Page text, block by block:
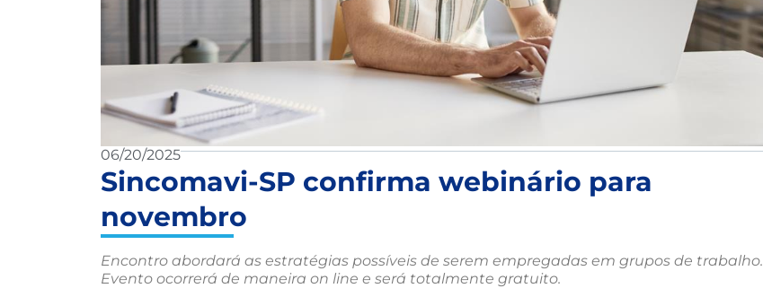
06/20/2025
Sincomavi-SP confirma webinário para
novembro
Encontro abordará as estratégias possíveis de serem empregadas em grupos de trabalho.
Evento ocorrerá de maneira on line e será totalmente gratuito.